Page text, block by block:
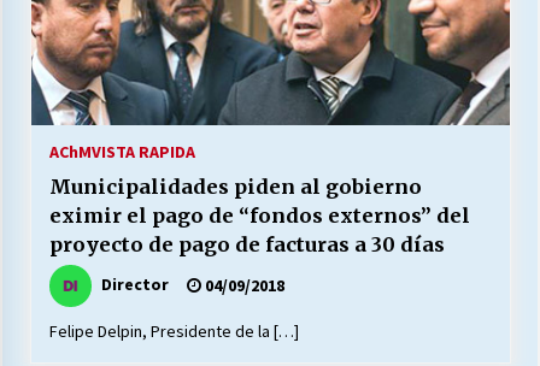
AChMVISTA RAPIDA
Municipalidades piden al gobierno
eximir el pago de “fondos externos” del
proyecto de pago de facturas a 30 días
Director 04/09/2018
Felipe Delpin, Presidente de la […]